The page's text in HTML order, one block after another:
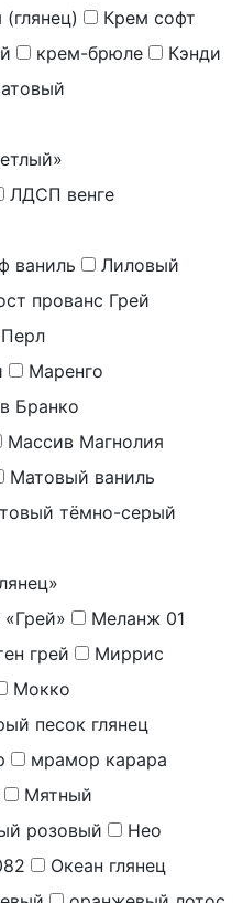
Крем софт
крем-брюле
Кэнди
ЛДСП венге
ваниль
Лиловый
прованс Грей
Маренго
Бранко
Массив Магнолия
Матовый ваниль
тёмно-серый
Меланж 01
грей
Миррис
Мокко
песок глянец
мрамор карара
Мятный
розовый
Нео
Океан глянец